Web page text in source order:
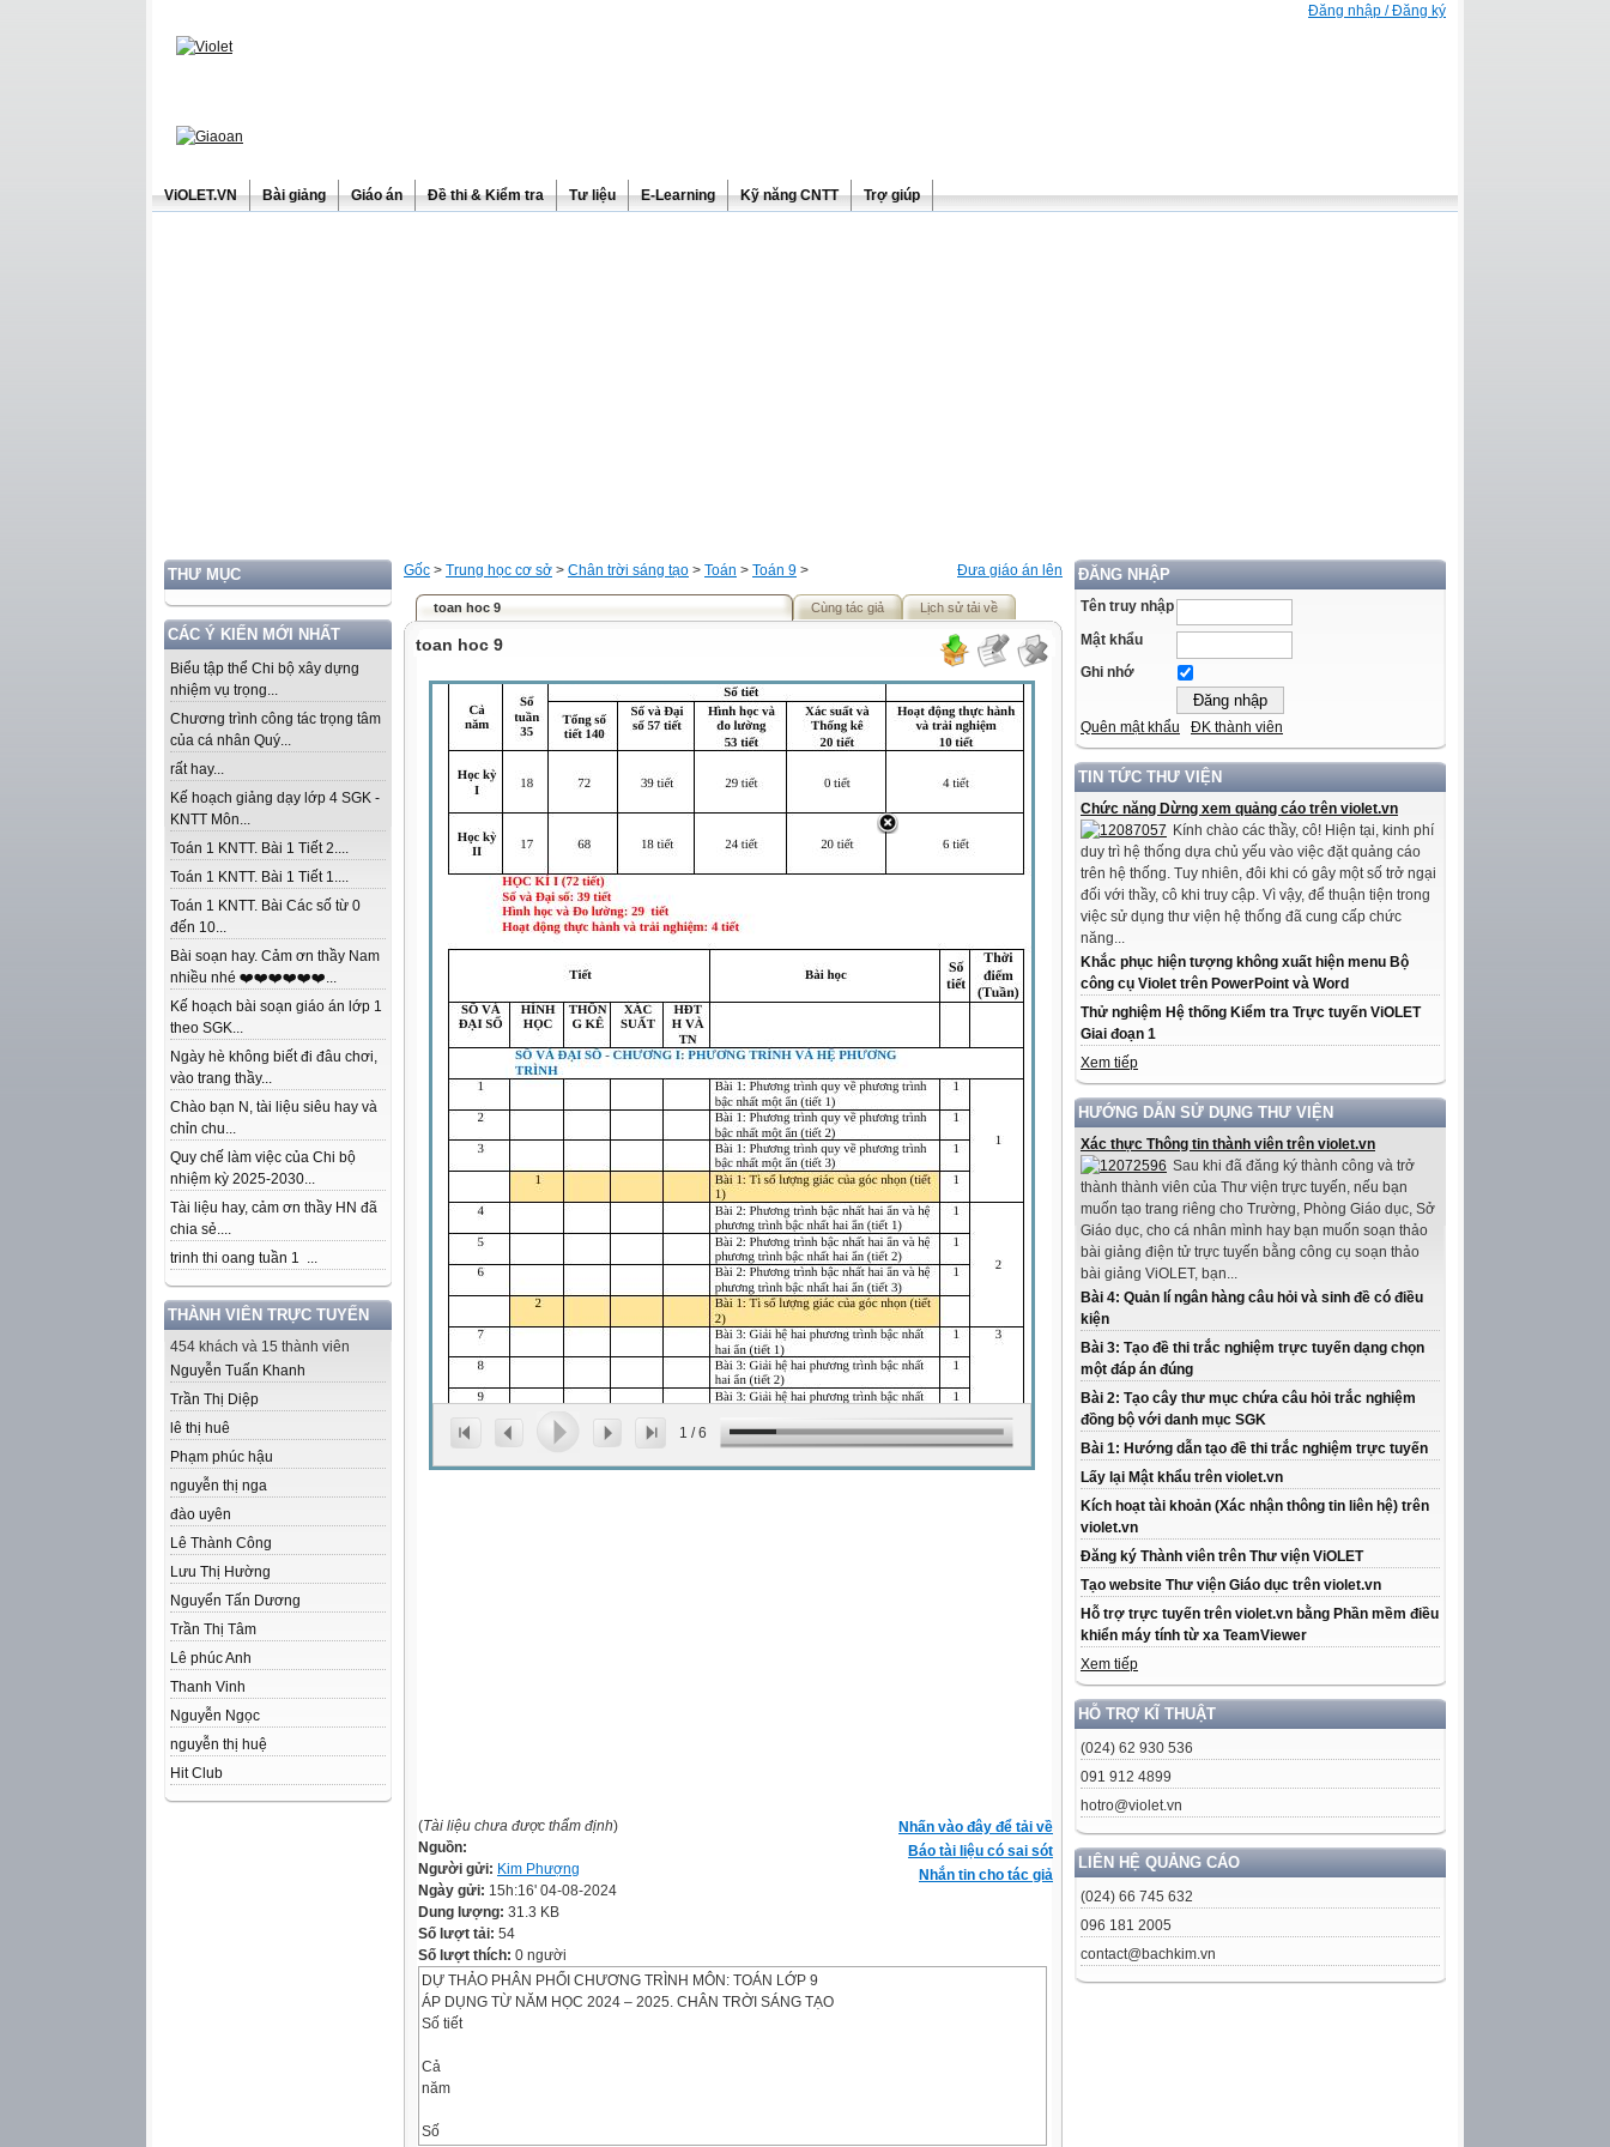
Đăng nhập / Đăng ký
ViOLET.VN Bài giảng Giáo án Đề thi & Kiểm tra Tư liệu E-Learning Kỹ năng CNTT Trợ giúp
THƯ MỤC
CÁC Ý KIẾN MỚI NHẤT
Biểu tập thể Chi bộ xây dựng
nhiệm vụ trọng...
Chương trình công tác trọng tâm
của cá nhân Quý...
rất hay...
Kế hoạch giảng dạy lớp 4 SGK -
KNTT Môn...
Toán 1 KNTT. Bài 1 Tiết 2....
Toán 1 KNTT. Bài 1 Tiết 1....
Toán 1 KNTT. Bài Các số từ 0
đến 10...
Bài soạn hay. Cảm ơn thầy Nam
nhiều nhé ❤️❤️❤️❤️❤️❤️...
Kế hoạch bài soạn giáo án lớp 1
theo SGK...
Ngày hè không biết đi đâu chơi,
vào trang thầy...
Chào bạn N, tài liệu siêu hay và
chỉn chu...
Quy chế làm việc của Chi bộ
nhiệm kỳ 2025-2030...
Tài liệu hay, cảm ơn thầy HN đã
chia sẻ....
trinh thi oang tuần 1 ...
THÀNH VIÊN TRỰC TUYẾN
454 khách và 15 thành viên
Nguyễn Tuấn Khanh
Trần Thị Diệp
lê thị huê
Phạm phúc hậu
nguyễn thị nga
đào uyên
Lê Thành Công
Lưu Thị Hường
Nguyển Tấn Dương
Trần Thị Tâm
Lê phúc Anh
Thanh Vinh
Nguyễn Ngọc
nguyễn thị huệ
Hit Club
ĐĂNG NHẬP
Tên truy nhập
Mật khẩu
Ghi nhớ
Quên mật khẩu ĐK thành viên
TIN TỨC THƯ VIỆN
Chức năng Dừng xem quảng cáo trên violet.vn
Kính chào các thầy, cô! Hiện tại, kinh phí
duy trì hệ thống dựa chủ yếu vào việc đặt quảng cáo
trên hệ thống. Tuy nhiên, đôi khi có gây một số trở ngại
đối với thầy, cô khi truy cập. Vì vậy, để thuận tiện trong
việc sử dụng thư viện hệ thống đã cung cấp chức
năng...
Khắc phục hiện tượng không xuất hiện menu Bộ
công cụ Violet trên PowerPoint và Word
Thử nghiệm Hệ thống Kiểm tra Trực tuyến ViOLET
Giai đoạn 1
Xem tiếp
HƯỚNG DẪN SỬ DỤNG THƯ VIỆN
Xác thực Thông tin thành viên trên violet.vn
Sau khi đã đăng ký thành công và trở
thành thành viên của Thư viện trực tuyến, nếu bạn
muốn tạo trang riêng cho Trường, Phòng Giáo dục, Sở
Giáo dục, cho cá nhân mình hay bạn muốn soạn thảo
bài giảng điện tử trực tuyến bằng công cụ soạn thảo
bài giảng ViOLET, bạn...
Bài 4: Quản lí ngân hàng câu hỏi và sinh đề có điều
kiện
Bài 3: Tạo đề thi trắc nghiệm trực tuyến dạng chọn
một đáp án đúng
Bài 2: Tạo cây thư mục chứa câu hỏi trắc nghiệm
đồng bộ với danh mục SGK
Bài 1: Hướng dẫn tạo đề thi trắc nghiệm trực tuyến
Lấy lại Mật khẩu trên violet.vn
Kích hoạt tài khoản (Xác nhận thông tin liên hệ) trên
violet.vn
Đăng ký Thành viên trên Thư viện ViOLET
Tạo website Thư viện Giáo dục trên violet.vn
Hỗ trợ trực tuyến trên violet.vn bằng Phần mềm điều
khiển máy tính từ xa TeamViewer
Xem tiếp
HỖ TRỢ KĨ THUẬT
(024) 62 930 536
091 912 4899
hotro@violet.vn
LIÊN HỆ QUẢNG CÁO
(024) 66 745 632
096 181 2005
contact@bachkim.vn
Đưa giáo án lên
Gốc > Trung học cơ sở > Chân trời sáng tạo > Toán > Toán 9 >
toan hoc 9 Cùng tác giả Lịch sử tải về
toan hoc 9
1 /6
Nhấn vào đây để tải về
Báo tài liệu có sai sót
Nhắn tin cho tác giả
(Tài liệu chưa được thẩm định)
Nguồn:
Người gửi: Kim Phượng
Ngày gửi: 15h:16' 04-08-2024
Dung lượng: 31.3 KB
Số lượt tải: 54
Số lượt thích: 0 người
DỰ THẢO PHÂN PHỐI CHƯƠNG TRÌNH MÔN: TOÁN LỚP 9
ÁP DỤNG TỪ NĂM HỌC 2024 – 2025. CHÂN TRỜI SÁNG TẠO
Số tiết
Cả
năm
Số